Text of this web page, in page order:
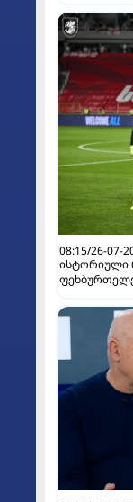
08:15/26-07-
ისტორიული